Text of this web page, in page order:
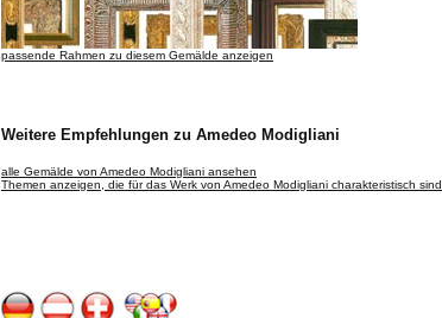
passende Rahmen zu diesem Gemälde anzeigen
Weitere Empfehlungen zu Amedeo Modigliani
alle Gemälde von Amedeo Modigliani ansehen
Themen anzeigen, die für das Werk von Amedeo Modigliani charakteristisch sind